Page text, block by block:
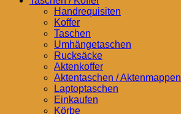
Handrequisiten
Koffer
Taschen
Umhängetaschen
Rucksäcke
Aktenkoffer
Aktentaschen / Aktenmappen
Laptoptaschen
Einkaufen
Körbe